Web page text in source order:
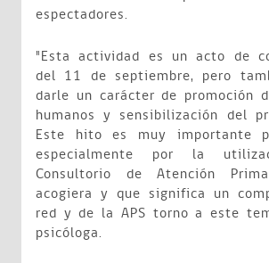
espectadores.
"Esta actividad es un acto de
del 11 de septiembre, pero
darle un carácter de promoción
humanos y sensibilización del
Este hito es muy importante
especialmente por la
Consultorio de Atención
acogiera y que significa un
red y de la APS torno a este
psicóloga.